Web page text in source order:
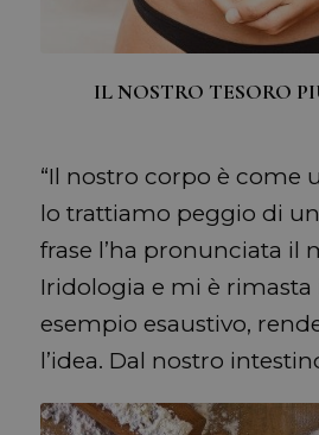
IL NOSTRO TESORO
“Il nostro corpo è come
lo trattiamo peggio di
frase l’ha pronunciata il
Iridologia e mi è rimasta
esempio esaustivo,
l’idea. Dal nostro